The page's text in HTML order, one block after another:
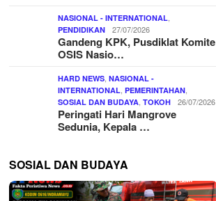
NASIONAL - INTERNATIONAL
PENDIDIKAN 27/07/2026
Gandeng KPK, Pusdiklat Komite
OSIS Nasio…
HARD NEWS ,NASIONAL -
INTERNATIONAL ,PEMERINTAHAN
SOSIAL DAN BUDAYA ,TOKOH 26/07/2026
Peringati Hari Mangrove
Sedunia, Kepala …
SOSIAL DAN BUDAYA